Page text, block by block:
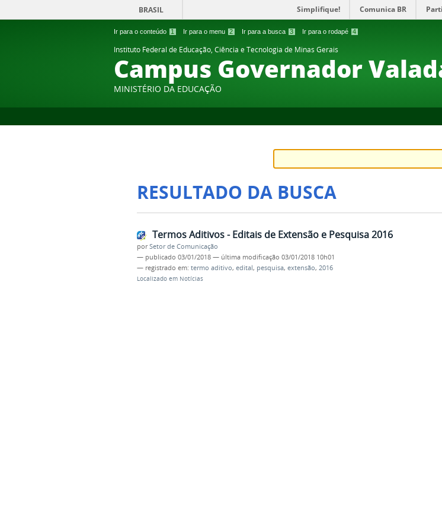
Ir para o conteúdo 1 Ir para o menu 2 Ir para a busca 3 Ir para o rodapé 4
BRASIL Simplifique! Comunica BR
Instituto Federal de Educação, Ciência e Tecnologia de Minas Gerais
Campus Governador
MINISTÉRIO DA EDUCAÇÃO
RESULTADO DA BUSCA
Termos Aditivos - Editais de Extensão e Pesquisa 2016
porSetor de Comunicação
— publicado 03/01/2018 — última modificação 03/01/2018 10h01
— registrado em: termo aditivo, edital, pesquisa, extensão, 2016
Localizado em Notícias